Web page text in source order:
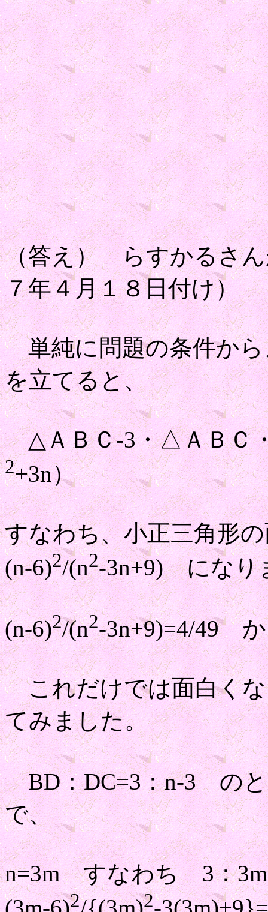
（答え） らすかるさん
７年４月１８日付け）
単純に問題の条件から
を立てると、
△ＡＢＣ-3・△ＡＢＣ・
2+3n）
すなわち、小正三角形
(n-6)2/(n2-3n+9) になり
(n-6)2/(n2-3n+9)=4/49
これだけでは面白くな
てみました。
BD：DC=3：n-3 の
で、
n=3m すなわち 3：
2 2